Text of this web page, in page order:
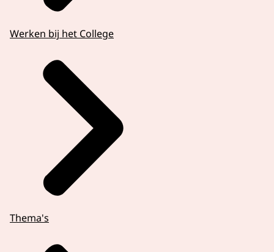
Werken bij het College
Thema's